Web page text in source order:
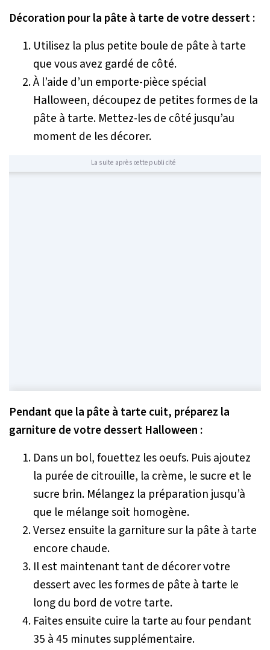
Décoration pour la pâte à tarte de votre dessert :
Utilisez la plus petite boule de pâte à tarte
que vous avez gardé de côté.
À l’aide d’un emporte-pièce spécial
Halloween, découpez de petites formes de la
pâte à tarte. Mettez-les de côté jusqu’au
moment de les décorer.
La suite après cette publicité
Pendant que la pâte à tarte cuit, préparez la
garniture de votre dessert Halloween :
Dans un bol, fouettez les oeufs. Puis ajoutez
la purée de citrouille, la crème, le sucre et le
sucre brin. Mélangez la préparation jusqu’à
que le mélange soit homogène.
Versez ensuite la garniture sur la pâte à tarte
encore chaude.
Il est maintenant tant de décorer votre
dessert avec les formes de pâte à tarte le
long du bord de votre tarte.
Faites ensuite cuire la tarte au four pendant
35 à 45 minutes supplémentaire.